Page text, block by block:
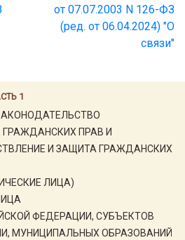
1
ГРАЖДАНСКИХ ПРАВ И
И ЗАЩИТА ГРАЖДАНСКИХ
ЛИЦА)
ФЕДЕРАЦИИ, СУБЪЕКТОВ
МУНИЦИПАЛЬНЫХ ОБРАЗОВАНИЙ
от 07.07.2003 N 126-ФЗ
(ред. от 06.04.2024) "О
связи"